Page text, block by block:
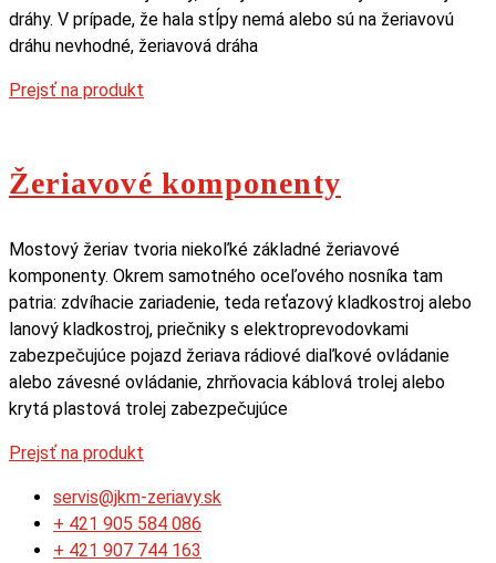
dráhy. V prípade, že hala stĺpy nemá alebo sú na žeriavovú
dráhu nevhodné, žeriavová dráha
Prejsť na produkt
Žeriavové komponenty
Mostový žeriav tvoria niekoľké základné žeriavové
komponenty. Okrem samotného oceľového nosníka tam
patria: zdvíhacie zariadenie, teda reťazový kladkostroj alebo
lanový kladkostroj, priečniky s elektroprevodovkami
zabezpečujúce pojazd žeriava rádiové diaľkové ovládanie
alebo závesné ovládanie, zhrňovacia káblová trolej alebo
krytá plastová trolej zabezpečujúce
Prejsť na produkt
servis@jkm-zeriavy.sk
+ 421 905 584 086
+ 421 907 744 163​